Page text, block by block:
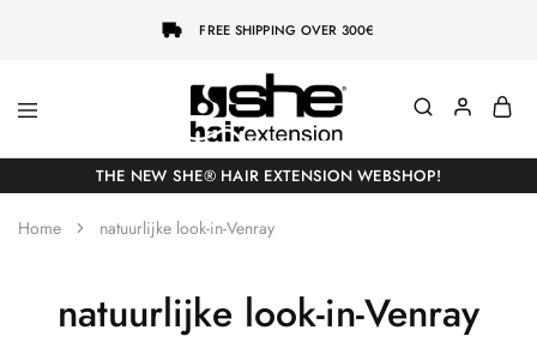
FREE SHIPPING OVER 300€
She-
Hairextensions
Socap
Premium
Hair
THE NEW SHE® HAIR EXTENSION WEBSHOP!
Home natuurlijke look-in-Venray
natuurlijke look-in-Venray